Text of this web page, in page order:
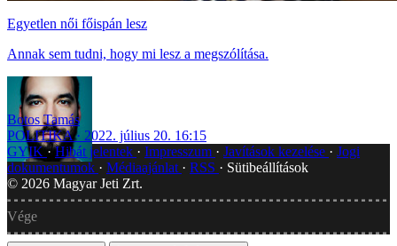
Egyetlen női főispán lesz
Annak sem tudni, hogy mi lesz a megszólítása.
Botos Tamás
POLITIKA
2022. július 20. 16:15
GYIK Hibát jelentek Impresszum Javítások kezelése
Jogi
dokumentumok
Médiaajánlat RSS
Sütibeállítások
© 2026 Magyar Jeti Zrt.
Vége